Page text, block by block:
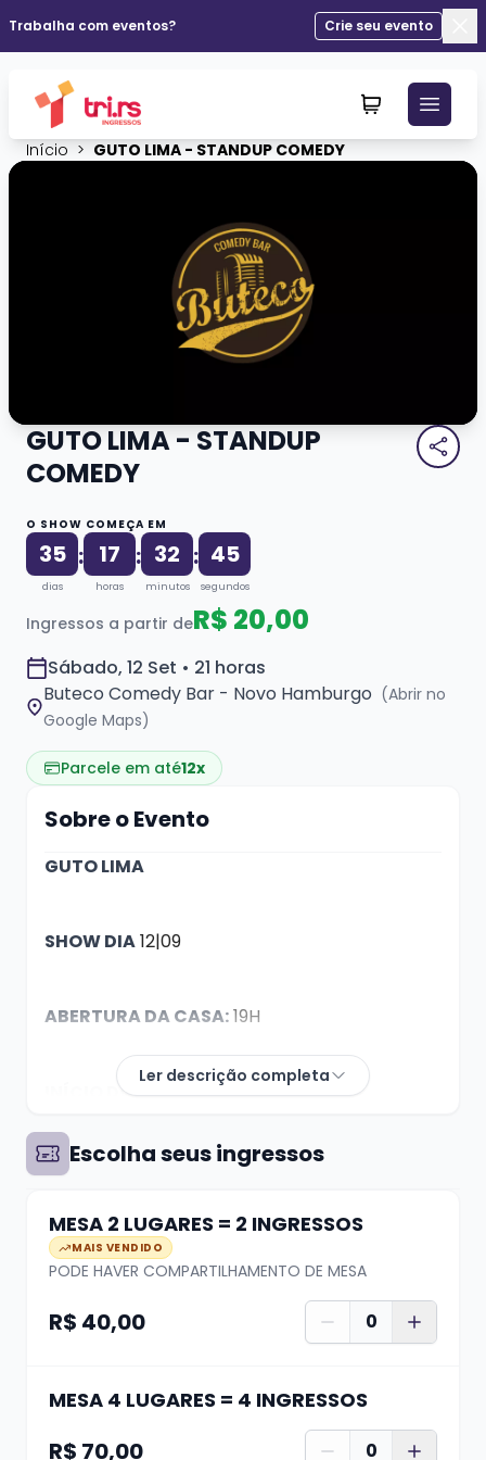
Trabalha com eventos?
Crie seu evento
Início > GUTO LIMA - STANDUP COMEDY
GUTO LIMA - STANDUP
COMEDY
O SHOW COMEÇA EM
35
dias
: 17
horas
: 32
minutos
: 45
segundos
Ingressos a partir deR$ 20,00
Sábado, 12 Set • 21 horas
Buteco Comedy Bar - Novo Hamburgo (Abrir no
Google Maps)
Parcele em até12x
Sobre o Evento
GUTO LIMA
SHOW DIA12|09
ABERTURA DA CASA:19H
INÍCIO DO SHOW:21H
DÚVIDAS? whats (51) 99624 3444
A compra de ingresso garante apenas seu
distribuição das mesas se dá de acordo com o
horário de chegada na casa, quanto antes
chegar, melhor a mesa.
Ler descrição completa
Escolha seus ingressos
MESA 2 LUGARES = 2 INGRESSOS
MAIS VENDIDO
PODE HAVER COMPARTILHAMENTO DE MESA
R$ 40,00 0
MESA 4 LUGARES = 4 INGRESSOS
R$ 70,00 0